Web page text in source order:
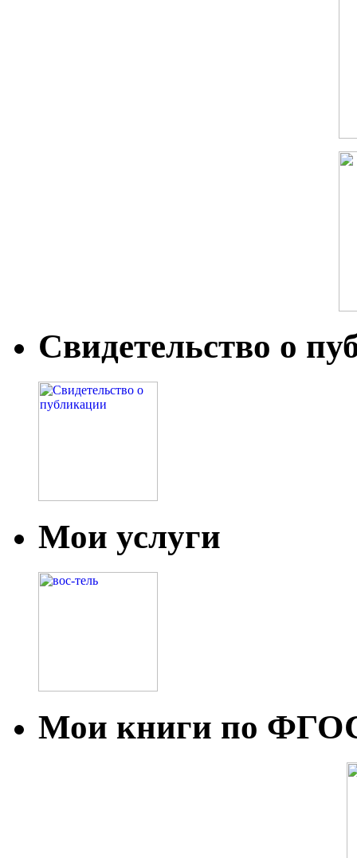
Свидетельство о
Мои услуги
Мои книги по